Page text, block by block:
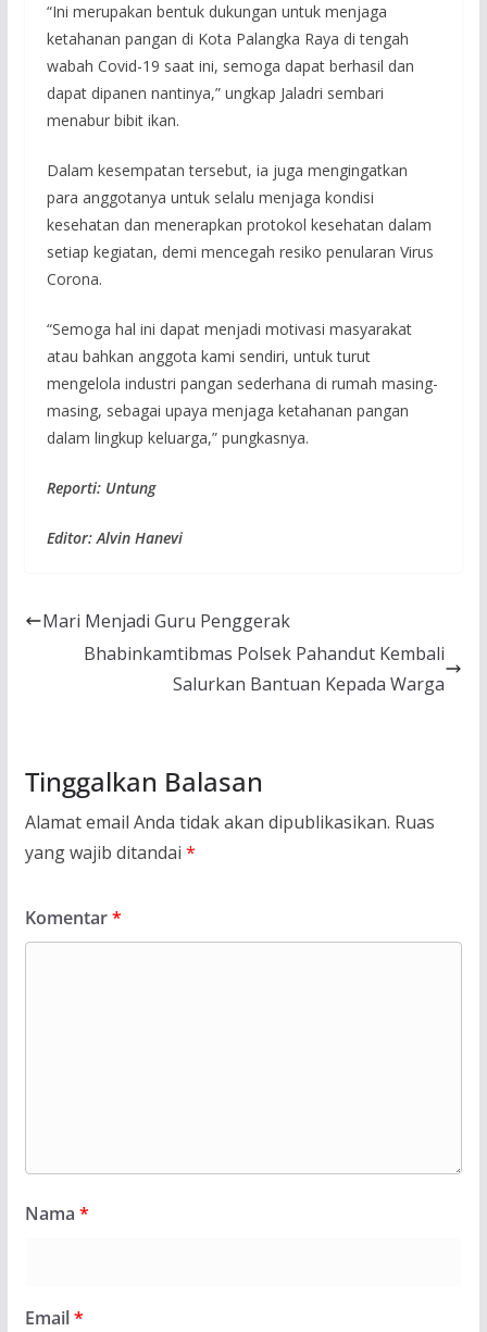
“Ini merupakan bentuk dukungan untuk menjaga
ketahanan pangan di Kota Palangka Raya di tengah
wabah Covid-19 saat ini, semoga dapat berhasil dan
dapat dipanen nantinya,” ungkap Jaladri sembari
menabur bibit ikan.
Dalam kesempatan tersebut, ia juga mengingatkan
para anggotanya untuk selalu menjaga kondisi
kesehatan dan menerapkan protokol kesehatan dalam
setiap kegiatan, demi mencegah resiko penularan Virus
Corona.
“Semoga hal ini dapat menjadi motivasi masyarakat
atau bahkan anggota kami sendiri, untuk turut
mengelola industri pangan sederhana di rumah masing-
masing, sebagai upaya menjaga ketahanan pangan
dalam lingkup keluarga,” pungkasnya.
Reporti: Untung
Editor: Alvin Hanevi
Mari Menjadi Guru Penggerak
Bhabinkamtibmas Polsek Pahandut Kembali
Salurkan Bantuan Kepada Warga
Tinggalkan Balasan
Alamat email Anda tidak akan dipublikasikan. Ruas
yang wajib ditandai *
Komentar*
Nama *
Email*